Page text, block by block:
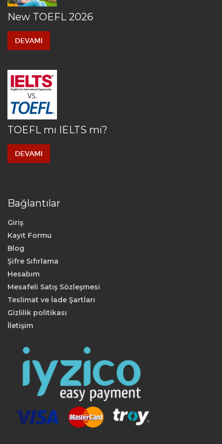
New TOEFL 2026
DEVAMI
TOEFL mı IELTS mi?
DEVAMI
Bağlantılar
Giriş
Kayıt Formu
Blog
Şifre Sıfırlama
Hesabım
Mesafeli Satış Sözleşmesi
Teslimat ve İade Şartları
Gizlilik politikası
İletişim